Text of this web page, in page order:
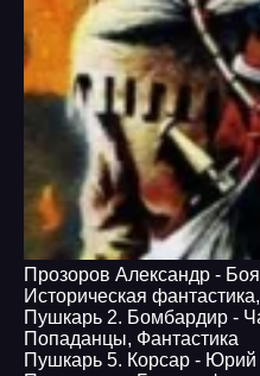
Прозоров Александр -
Историческая фантастика,
Пушкарь 2. Бомбардир -
Попаданцы, Фантастика
Пушкарь 5. Корсар - Юрий